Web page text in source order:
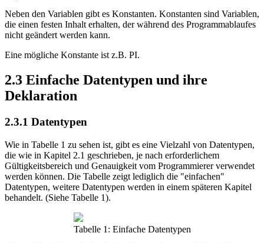
Neben den Variablen gibt es Konstanten. Konstanten sind Variablen,
die einen festen Inhalt erhalten, der während des Programmablaufes
nicht geändert werden kann.
Eine mögliche Konstante ist z.B. PI.
2.3 Einfache Datentypen und ihre
Deklaration
2.3.1 Datentypen
Wie in Tabelle 1 zu sehen ist, gibt es eine Vielzahl von Datentypen,
die wie in Kapitel 2.1 geschrieben, je nach erforderlichem
Gültigkeitsbereich und Genauigkeit vom Programmierer verwendet
werden können. Die Tabelle zeigt lediglich die "einfachen"
Datentypen, weitere Datentypen werden in einem späteren Kapitel
behandelt. (Siehe Tabelle 1).
Tabelle 1: Einfache Datentypen